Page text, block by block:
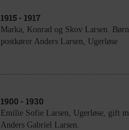
1915 - 1917
Marka, Konrad og Skov Larsen.
postkører Anders Larsen, Ugerløse
1900 - 1930
Emilie Sofie Larsen, Ugerløse, gift
Anders Gabriel Larsen.